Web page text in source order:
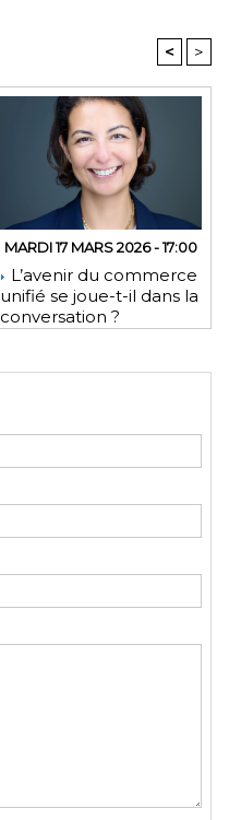
< >
MARDI 17 MARS 2026 - 17:00
L’avenir du commerce
unifié se joue-t-il dans la
conversation ?